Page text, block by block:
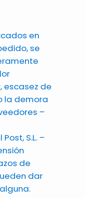
en
se
escasez de
la demora
–
S.L. –
de
dar